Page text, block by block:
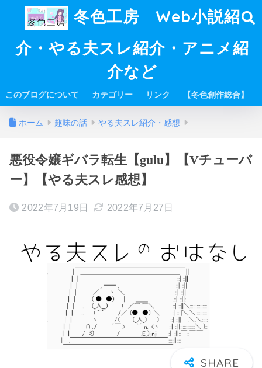
冬色工房 Web小説紹
介・やる夫スレ紹介・アニメ紹
介など
このブログについて カテゴリー リンク 【冬色創作総合】
ホーム 趣味の話 やる夫スレ紹介・感想
悪役令嬢ギバラ転生【gulu】【Vチューバ
ー】【やる夫スレ感想】
2022年7月19日 2022年7月27日